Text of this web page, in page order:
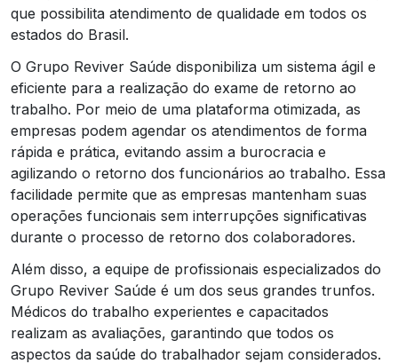
que possibilita atendimento de qualidade em todos os
estados do Brasil.
O Grupo Reviver Saúde disponibiliza um sistema ágil e
eficiente para a realização do exame de retorno ao
trabalho. Por meio de uma plataforma otimizada, as
empresas podem agendar os atendimentos de forma
rápida e prática, evitando assim a burocracia e
agilizando o retorno dos funcionários ao trabalho. Essa
facilidade permite que as empresas mantenham suas
operações funcionais sem interrupções significativas
durante o processo de retorno dos colaboradores.
Além disso, a equipe de profissionais especializados do
Grupo Reviver Saúde é um dos seus grandes trunfos.
Médicos do trabalho experientes e capacitados
realizam as avaliações, garantindo que todos os
aspectos da saúde do trabalhador sejam considerados.